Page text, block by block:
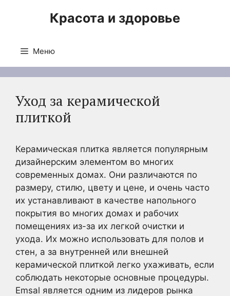
Красота и здоровье
Меню
Уход за керамической
плиткой
Керамическая плитка является популярным
дизайнерским элементом во многих
современных домах. Они различаются по
размеру, стилю, цвету и цене, и очень часто
их устанавливают в качестве напольного
покрытия во многих домах и рабочих
помещениях из-за их легкой очистки и
ухода. Их можно использовать для полов и
стен, а за внутренней или внешней
керамической плиткой легко ухаживать, если
соблюдать некоторые основные процедуры.
Emsal является одним из лидеров рынка